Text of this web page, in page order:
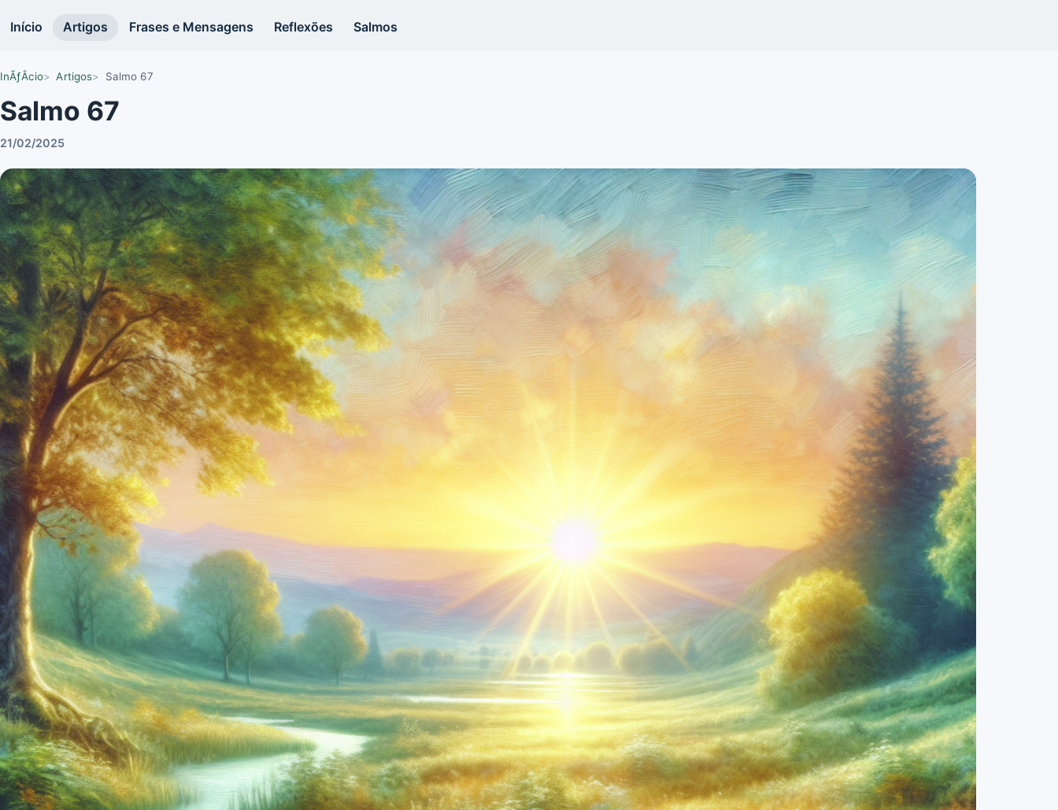
Início Artigos Frases e Mensagens Reflexões Salmos
InÃƒÂ­cio Artigos Salmo 67
Salmo 67
21/02/2025